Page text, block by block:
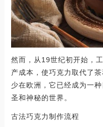
然而，从19世纪初开始，
产成本，使巧克力取代了
少在欧洲，它已经成为一
圣和神秘的世界。
古法巧克力制作流程